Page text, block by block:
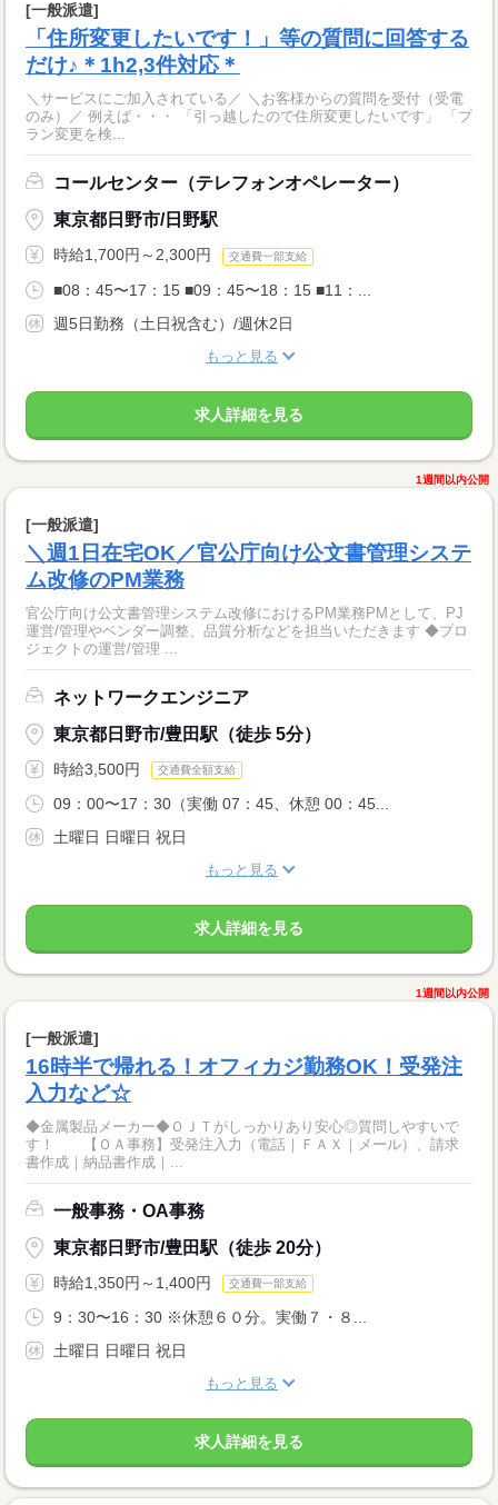
[一般派遣]
「住所変更したいです！」等の質問に回答する
だけ♪＊1h2,3件対応＊
＼サービスにご加入されている／ ＼お客様からの質問を受付（受電
のみ）／ 例えば・・・ 「引っ越したので住所変更したいです」 「プ
ラン変更を検...
コールセンター（テレフォンオペレーター）
東京都日野市/日野駅
時給1,700円～2,300円 交通費一部支給
■08：45〜17：15 ■09：45〜18：15 ■11：...
週5日勤務（土日祝含む）/週休2日
もっと見る
求人詳細を見る
1週間以内公開
[一般派遣]
＼週1日在宅OK／官公庁向け公文書管理システ
ム改修のPM業務
官公庁向け公文書管理システム改修におけるPM業務PMとして、PJ
運営/管理やベンダー調整、品質分析などを担当いただきます ◆プロ
ジェクトの運営/管理 ...
ネットワークエンジニア
東京都日野市/豊田駅（徒歩 5分）
時給3,500円 交通費全額支給
09：00〜17：30（実働 07：45、休憩 00：45...
土曜日 日曜日 祝日
もっと見る
求人詳細を見る
1週間以内公開
[一般派遣]
16時半で帰れる！オフィカジ勤務OK！受発注
入力など☆
◆金属製品メーカー◆ＯＪＴがしっかりあり安心◎質問しやすいで
す！ 【ＯＡ事務】受発注入力（電話｜ＦＡＸ｜メール）、請求
書作成｜納品書作成｜...
一般事務・OA事務
東京都日野市/豊田駅（徒歩 20分）
時給1,350円～1,400円 交通費一部支給
9：30〜16：30 ※休憩６０分。実働７・８...
土曜日 日曜日 祝日
もっと見る
求人詳細を見る